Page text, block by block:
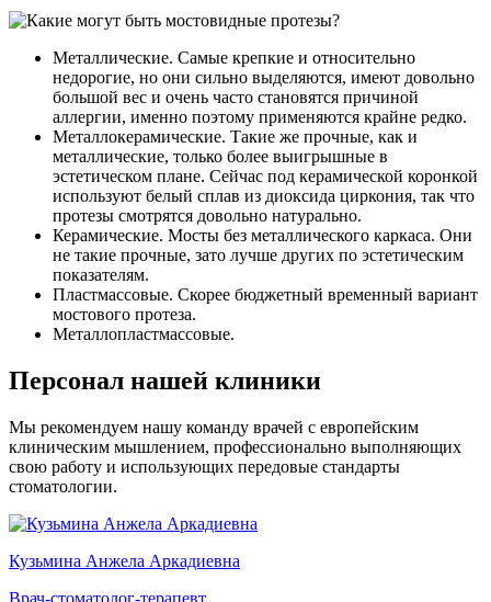
Металлические. Самые крепкие и относительно
недорогие, но они сильно выделяются, имеют довольно
большой вес и очень часто становятся причиной
аллергии, именно поэтому применяются крайне редко.
Металлокерамические. Такие же прочные, как и
металлические, только более выигрышные в
эстетическом плане. Сейчас под керамической коронкой
используют белый сплав из диоксида циркония, так что
протезы смотрятся довольно натурально.
Керамические. Мосты без металлического каркаса. Они
не такие прочные, зато лучше других по эстетическим
показателям.
Пластмассовые. Скорее бюджетный временный вариант
мостового протеза.
Металлопластмассовые.
Персонал нашей клиники
Мы рекомендуем нашу команду врачей с европейским
клиническим мышлением, профессионально выполняющих
свою работу и использующих передовые стандарты
стоматологии.
Кузьмина Анжела Аркадиевна
Врач-стоматолог-терапевт